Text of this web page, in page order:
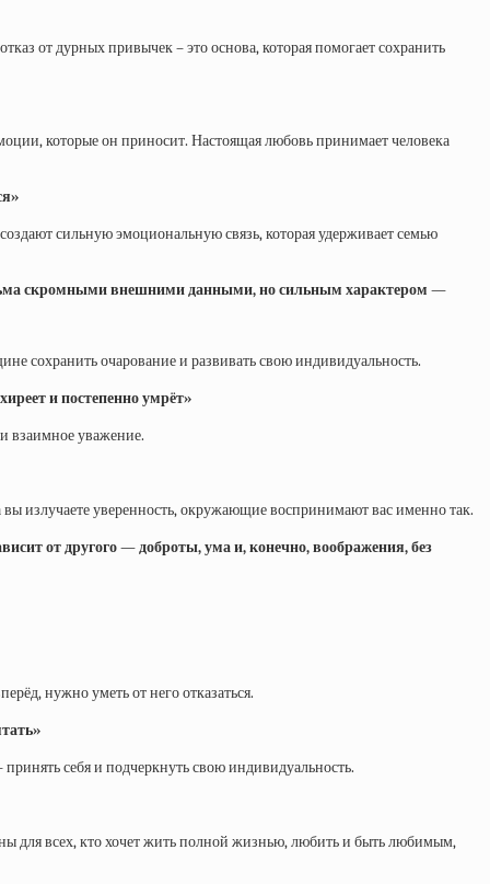
от дурных привычек – это основа, которая помогает сохранить
которые он приносит. Настоящая любовь принимает человека
сильную эмоциональную связь, которая удерживает семью
скромными внешними данными, но сильным характером —
сохранить очарование и развивать свою индивидуальность.
и постепенно умрёт»
взаимное уважение.
излучаете уверенность, окружающие воспринимают вас именно так.
от другого — доброты, ума и, конечно, воображения, без
нужно уметь от него отказаться.
себя и подчеркнуть свою индивидуальность.
для всех, кто хочет жить полной жизнью, любить и быть любимым,